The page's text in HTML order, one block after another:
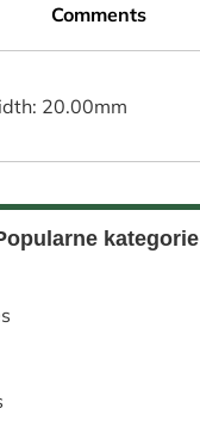
Comments
20.00mm
kategorie